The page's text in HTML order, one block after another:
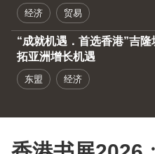
经济 贸易
“成就机遇．首选香港”吉
拓亚洲增长机遇
东盟 经济